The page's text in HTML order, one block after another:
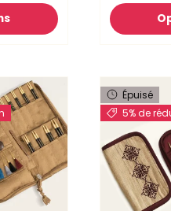
Épuisé
5% de